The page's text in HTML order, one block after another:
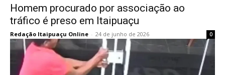
Homem procurado por associação ao
tráfico é preso em Itaipuaçu
Redação Itaipuaçu Online - 24 de junho de 2026 0